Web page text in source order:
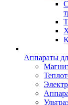
Аппараты